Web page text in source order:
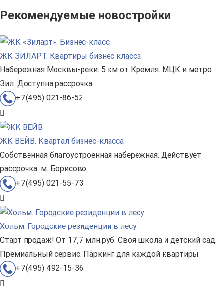
Рекомендуемые новостройки
ЖК ЗИЛАРТ. Квартиры бизнес класса
Набережная Москвы-реки. 5 км от Кремля. МЦК и метро
Зил. Доступна рассрочка.
+7(495) 021-86-52
ЖК ВЕЙВ. Квартал бизнес-класса
Собственная благоустроенная набережная. Действует
рассрочка. м. Борисово
+7(495) 021-55-73
Хольм. Городские резиденции в лесу
Старт продаж! От 17,7 млн.руб. Своя школа и детский сад.
Премиальный сервис. Паркинг для каждой квартиры
+7(495) 492-15-36